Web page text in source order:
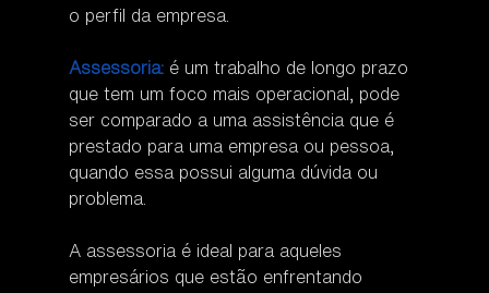
o perfil da empresa.
Assessoria: é um trabalho de longo prazo
que tem um foco mais operacional, pode
ser comparado a uma assistência que é
prestado para uma empresa ou pessoa,
quando essa possui alguma dúvida ou
problema.
A assessoria é ideal para aqueles
empresários que estão enfrentando